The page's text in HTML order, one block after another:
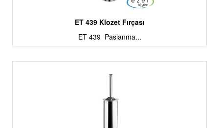
ET 439 Klozet Fırçası
ET 439 Paslanma...